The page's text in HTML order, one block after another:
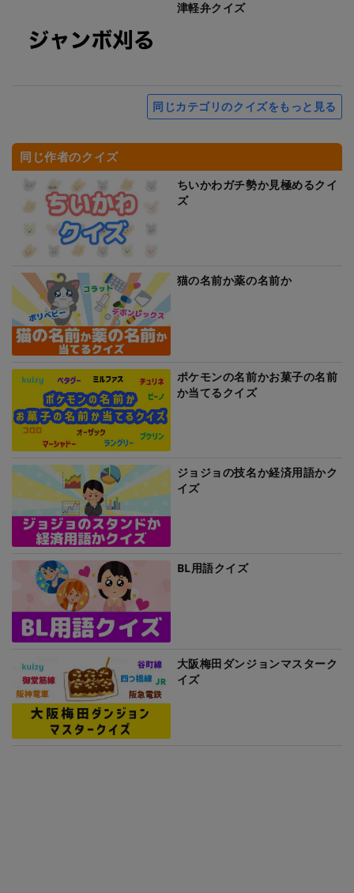
津軽弁クイズ
同じカテゴリのクイズをもっと見る
同じ作者のクイズ
ちいかわガチ勢か見極めるクイ
ズ
猫の名前か薬の名前か
ポケモンの名前かお菓子の名前
か当てるクイズ
ジョジョの技名か経済用語かク
イズ
BL用語クイズ
大阪梅田ダンジョンマスターク
イズ